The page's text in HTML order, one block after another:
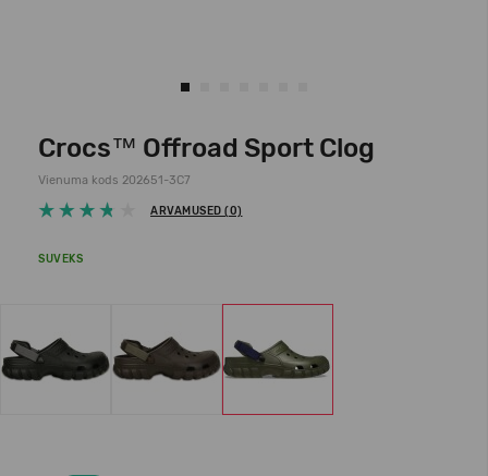
Crocs™ Offroad Sport Clog
Vienuma kods 202651-3C7
ARVAMUSED (0)
SUVEKS